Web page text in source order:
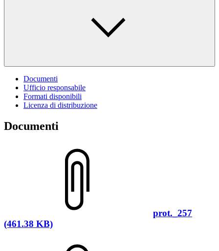
Documenti
Ufficio responsabile
Formati disponibili
Licenza di distribuzione
Documenti
prot._257
(461.38 KB)